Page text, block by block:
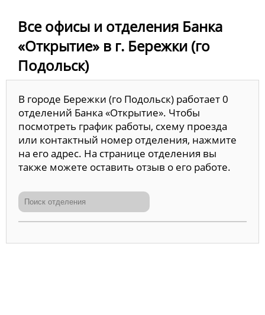
Все офисы и отделения Банка
«Открытие» в г. Бережки (го
Подольск)
В городе Бережки (го Подольск) работает 0
отделений Банка «Открытие». Чтобы
посмотреть график работы, схему проезда
или контактный номер отделения, нажмите
на его адрес. На странице отделения вы
также можете оставить отзыв о его работе.